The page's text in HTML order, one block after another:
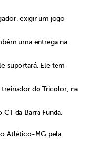
exigir um jogo
uma entrega na
suportará. Ele tem
do Tricolor, na
da Barra Funda.
Atlético-MG pela